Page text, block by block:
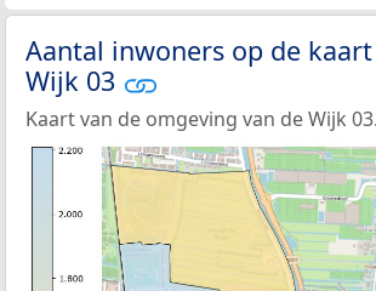
Aantal inwoners op de
Wijk 03
Kaart van de omgeving van de Wijk 03.